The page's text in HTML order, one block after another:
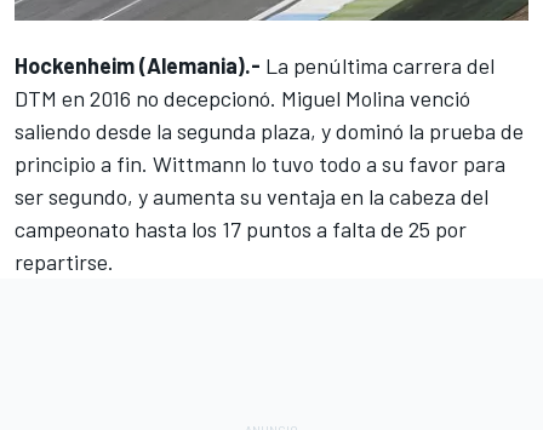
Hockenheim (Alemania).- La penúltima carrera del
DTM en 2016 no decepcionó. Miguel Molina venció
saliendo desde la segunda plaza, y dominó la prueba de
principio a fin. Wittmann lo tuvo todo a su favor para
ser segundo, y aumenta su ventaja en la cabeza del
campeonato hasta los 17 puntos a falta de 25 por
repartirse.